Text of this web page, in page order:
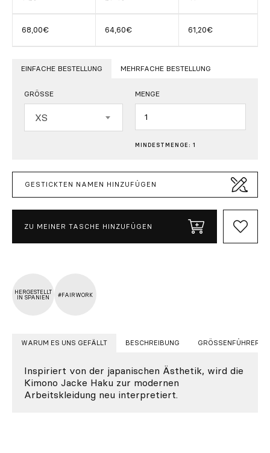
68,00€ 64,60€ 61,20€
EINFACHE BESTELLUNG MEHRFACHE BESTELLUNG
GRÖSSE
XS
MENGE
MINDESTMENGE: 1
GESTICKTEN NAMEN HINZUFÜGEN
ZU MEINER TASCHE HINZUFÜGEN
HERGESTELLT
IN SPANIEN
#FAIRWORK
WARUM ES UNS GEFÄLLT BESCHREIBUNG GRÖSSENFÜHRER
Inspiriert von der japanischen Ästhetik, wird die
Kimono Jacke Haku zur modernen
Arbeitskleidung neu interpretiert.